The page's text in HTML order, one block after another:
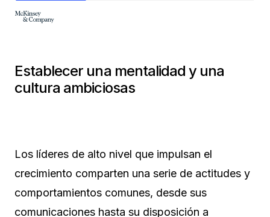
Establecer una mentalidad y una
cultura ambiciosas
Los líderes de alto nivel que impulsan el
crecimiento comparten una serie de actitudes y
comportamientos comunes, desde sus
comunicaciones hasta su disposición a